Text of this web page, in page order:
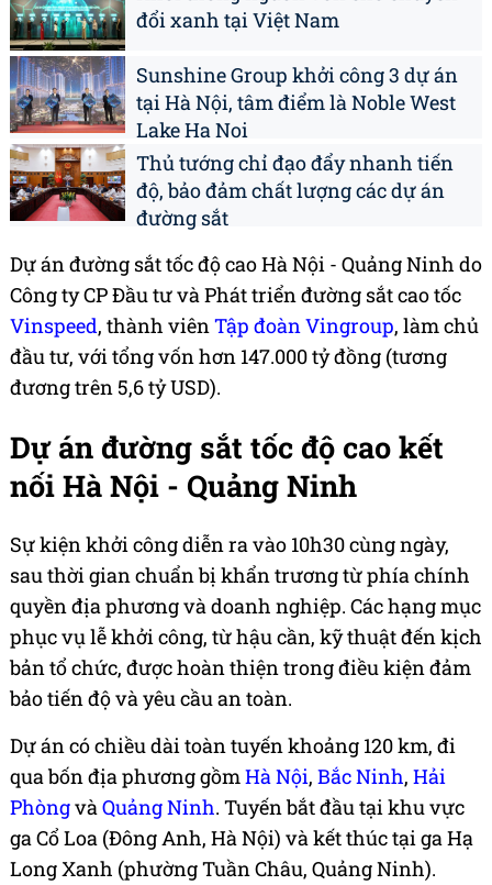
đổi xanh tại Việt Nam
Sunshine Group khởi công 3 dự án
tại Hà Nội, tâm điểm là Noble West
Lake Ha Noi
Thủ tướng chỉ đạo đẩy nhanh tiến
độ, bảo đảm chất lượng các dự án
đường sắt
Dự án đường sắt tốc độ cao Hà Nội - Quảng Ninh do
Công ty CP Đầu tư và Phát triển đường sắt cao tốc
Vinspeed, thành viênTập đoàn Vingroup, làm chủ
đầu tư, với tổng vốn hơn 147.000 tỷ đồng (tương
đương trên 5,6 tỷ USD).
Dự án đường sắt tốc độ cao kết
nối Hà Nội - Quảng Ninh
Sự kiện khởi công diễn ra vào 10h30 cùng ngày,
sau thời gian chuẩn bị khẩn trương từ phía chính
quyền địa phương và doanh nghiệp. Các hạng mục
phục vụ lễ khởi công, từ hậu cần, kỹ thuật đến kịch
bản tổ chức, được hoàn thiện trong điều kiện đảm
bảo tiến độ và yêu cầu an toàn.
Dự án có chiều dài toàn tuyến khoảng 120 km, đi
qua bốn địa phương gồmHà Nội, Bắc Ninh, Hải
PhòngvàQuảng Ninh. Tuyến bắt đầu tại khu vực
ga Cổ Loa (Đông Anh, Hà Nội) và kết thúc tại ga Hạ
Long Xanh (phường Tuần Châu, Quảng Ninh).